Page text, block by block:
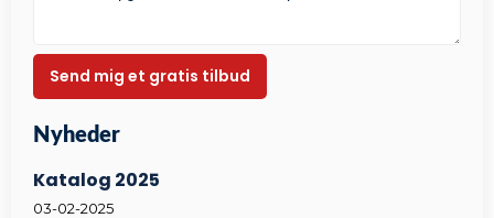
Nyheder​
Katalog 2025
03-02-2025